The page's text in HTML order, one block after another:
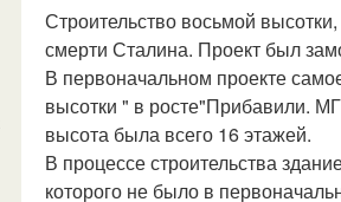
Строительство восьмой
смерти Сталина. Проект был
В первоначальном проекте
высотки " в росте"Прибавили.
высота была всего 16 этажей.
В процессе строительства
которого не было в